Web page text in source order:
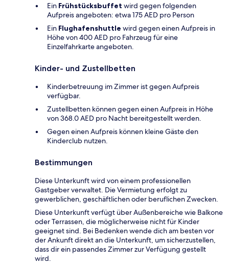
Ein Frühstücksbuffet wird gegen folgenden
Aufpreis angeboten: etwa 175 AED pro Person
Ein Flughafenshuttle wird gegen einen Aufpreis in
Höhe von 400 AED pro Fahrzeug für eine
Einzelfahrkarte angeboten.
Kinder- und Zustellbetten
Kinderbetreuung im Zimmer ist gegen Aufpreis
verfügbar.
Zustellbetten können gegen einen Aufpreis in Höhe
von 368.0 AED pro Nacht bereitgestellt werden.
Gegen einen Aufpreis können kleine Gäste den
Kinderclub nutzen.
Bestimmungen
Diese Unterkunft wird von einem professionellen
Gastgeber verwaltet. Die Vermietung erfolgt zu
gewerblichen, geschäftlichen oder beruflichen Zwecken.
Diese Unterkunft verfügt über Außenbereiche wie Balkone
oder Terrassen, die möglicherweise nicht für Kinder
geeignet sind. Bei Bedenken wende dich am besten vor
der Ankunft direkt an die Unterkunft, um sicherzustellen,
dass dir ein passendes Zimmer zur Verfügung gestellt
wird.